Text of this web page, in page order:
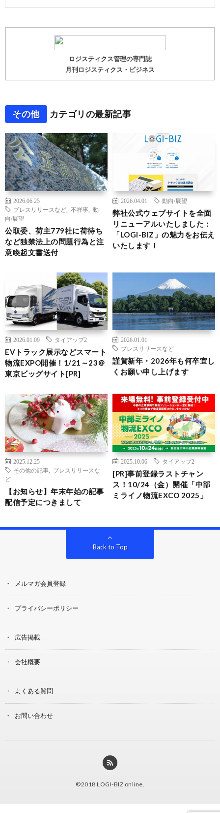
ロジスティクス管理の専門誌
月刊ロジスティクス・ビジネス
その他 カテゴリの最新記事
2026.06.25
プレスリリースなど
不祥事
動
向/展望
公取委、荷主779社に荷待ち
など独禁法上の問題行為と注
意喚起文書送付
2026.04.01 動向/展望
弊社公式ウェブサイトを全面
リニューアルいたしました：
「LOGI-BIZ」の魅力をお伝え
いたします！
2026.01.09 タイアップ2
EVトラック展示などスマート
物流EXPO開催！1/21～23＠
東京ビッグサイト[PR]
2026.01.01
プレスリリースなど
謹賀新年・2026年も何卒宜し
くお願い申し上げます
2025.12.25
その他の記事
プレスリリースな
ど
【お知らせ】年末年始の記事
配信予定につきまして
2025.10.06 タイアップ2
[PR]事前登録ラストチャン
ス！10/24（金）開催「中部
ミライノ物流EXCO 2025」
Back to Top
メルマガ会員登録
プライバシーポリシー
広告掲載
会社概要
よくある質問
お問い合わせ
©2018 LOGI-BIZ online